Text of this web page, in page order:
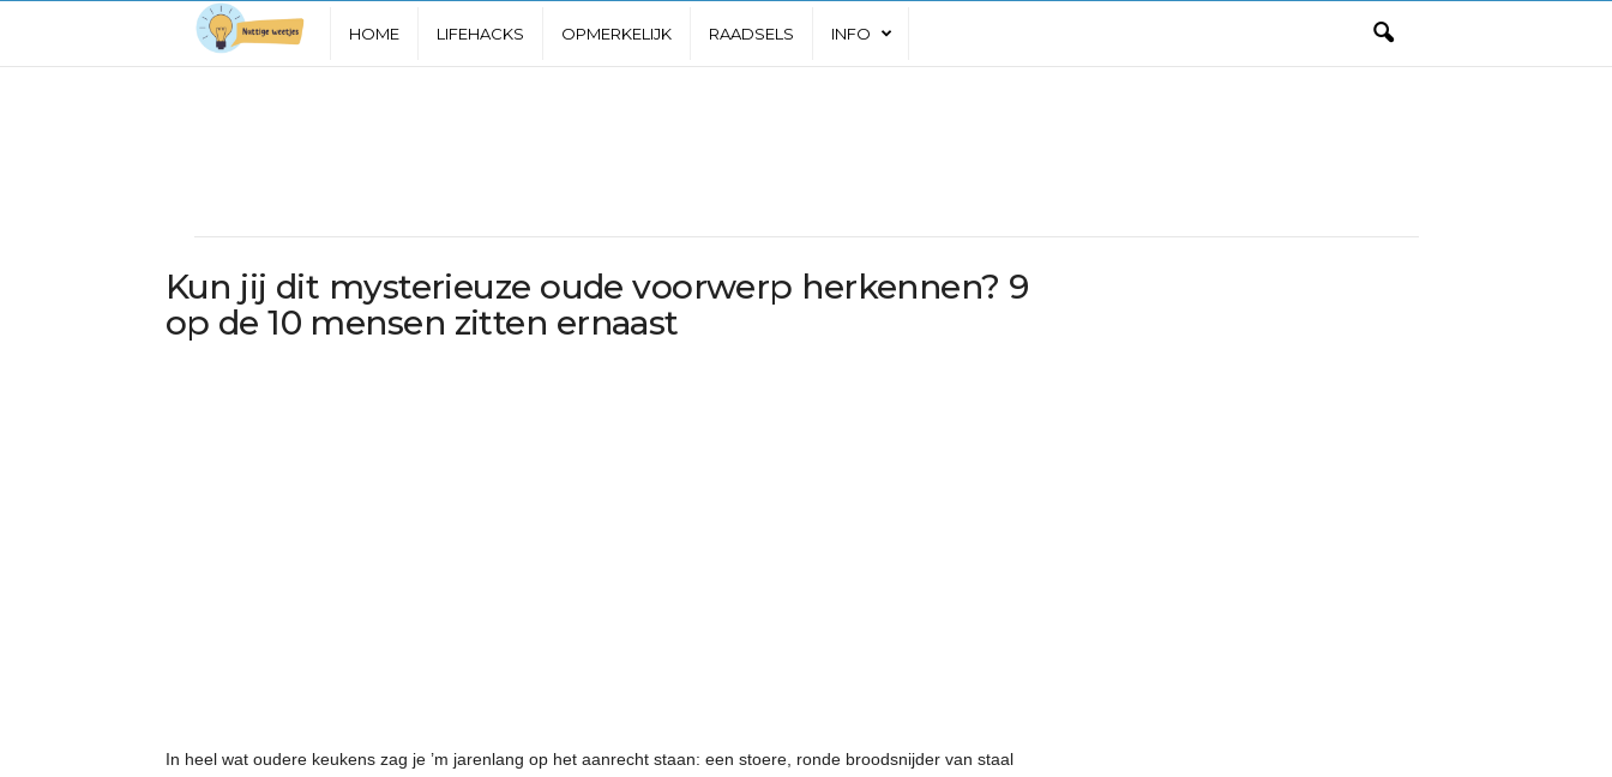
i
g
HOME LIFEHACKS OPMERKELIJK RAADSELS INFO
Kun jij dit mysterieuze oude voorwerp herkennen? 9
op de 10 mensen zitten ernaast
In heel wat oudere keukens zag je ’m jarenlang op het aanrecht staan: een stoere, ronde broodsnijder van staal